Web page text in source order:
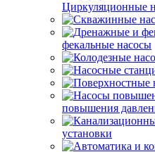
Циркуляционные
фекальные насосы
повышения
установки